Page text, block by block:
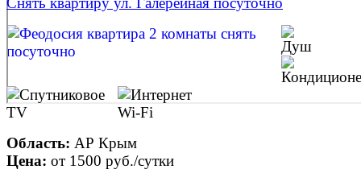
Область: АР Крым
Цена: от 1500 руб./сутки